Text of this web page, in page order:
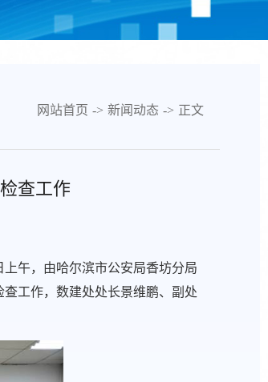
网站首页 -> 新闻动态 -> 正文
查工作
午，由哈尔滨市公安局香坊分局
工作，数建处处长景维鹏、副处